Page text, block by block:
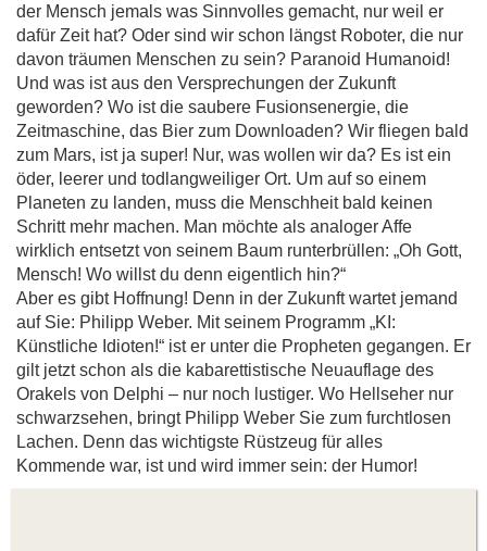
der Mensch jemals was Sinnvolles gemacht, nur weil er
dafür Zeit hat? Oder sind wir schon längst Roboter, die nur
davon träumen Menschen zu sein? Paranoid Humanoid!
Und was ist aus den Versprechungen der Zukunft
geworden? Wo ist die saubere Fusionsenergie, die
Zeitmaschine, das Bier zum Downloaden? Wir fliegen bald
zum Mars, ist ja super! Nur, was wollen wir da? Es ist ein
öder, leerer und todlangweiliger Ort. Um auf so einem
Planeten zu landen, muss die Menschheit bald keinen
Schritt mehr machen. Man möchte als analoger Affe
wirklich entsetzt von seinem Baum runterbrüllen: „Oh Gott,
Mensch! Wo willst du denn eigentlich hin?“
Aber es gibt Hoffnung! Denn in der Zukunft wartet jemand
auf Sie: Philipp Weber. Mit seinem Programm „KI:
Künstliche Idioten!“ ist er unter die Propheten gegangen. Er
gilt jetzt schon als die kabarettistische Neuauflage des
Orakels von Delphi – nur noch lustiger. Wo Hellseher nur
schwarzsehen, bringt Philipp Weber Sie zum furchtlosen
Lachen. Denn das wichtigste Rüstzeug für alles
Kommende war, ist und wird immer sein: der Humor!